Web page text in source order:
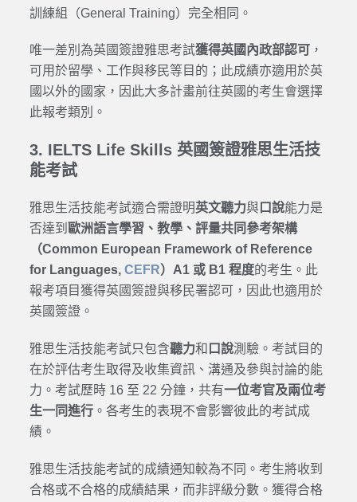
訓練組（General Training）完全相同。
唯一差別為英國簽證雅思考試獲得英國內政部認可，
可用於留學、工作與移民等目的；此成績亦適用於英
國以外的國家，因此大多計畫前往英國的考生會選擇
此報考類別。
3. IELTS Life Skills 英國簽證雅思生活技
能考試
雅思生活技能考試適合需證明英文聽力與口說能力是
否達到 歐洲語言學習、教學、評量共同參考架構
（Common European Framework of Reference
for Languages, CEFR）A1 或 B1 程度的考生。此
報考項目獲得英國簽證與移民署認可，因此也適用於
英國簽證。
雅思生活技能考試只包含聽力和 口說測驗。考試目的
在於評估考生取得及收集資訊、溝通及參與討論的能
力。考試歷時 16 至 22 分鐘，共有一位考官及兩位考
生一同進行。各考生的表現不會影響彼此的考試成
績。
雅思生活技能考試的成績通知較為不同。考生將收到
合格或不合格的成績結果，而非評級分數。獲得合格